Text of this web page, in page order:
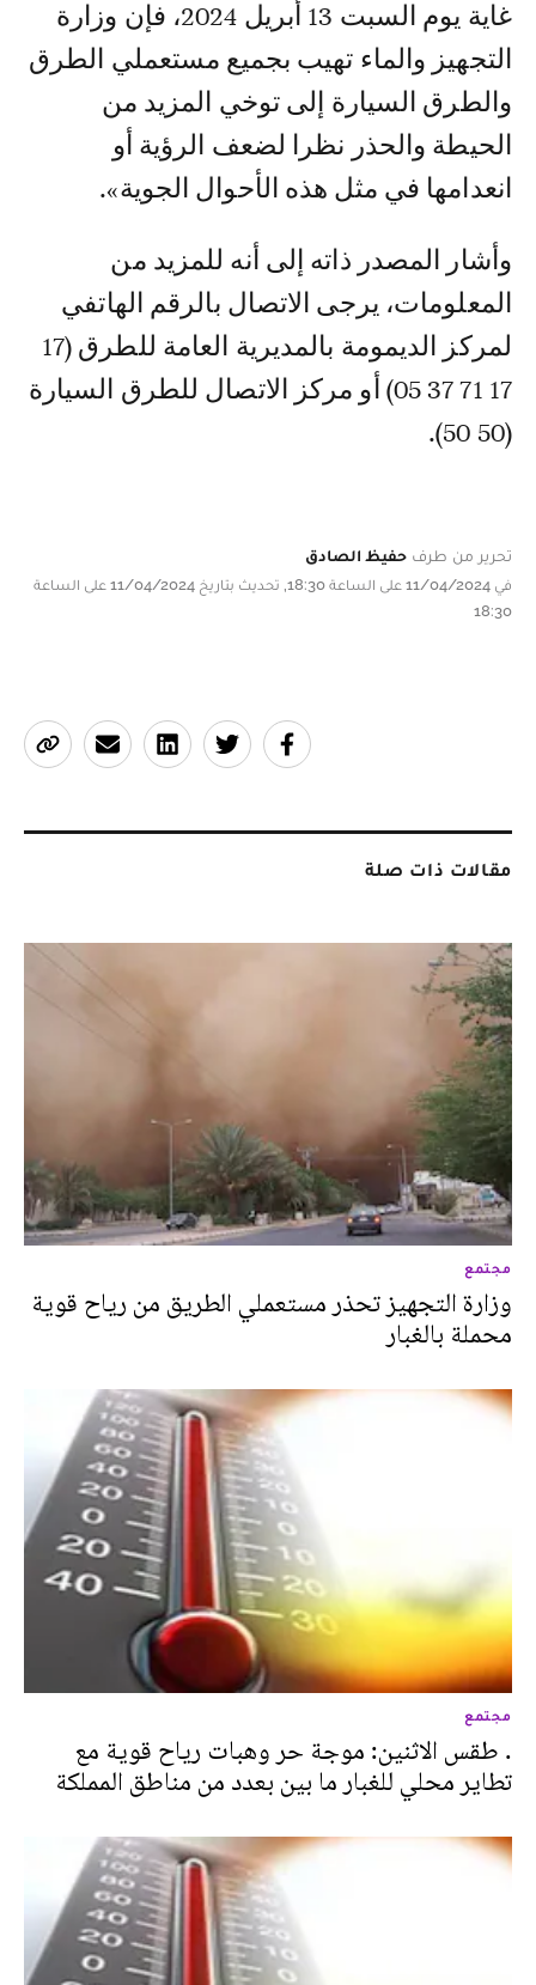
غاية يوم السبت 13 أبريل 2024، فإن وزارة
التجهيز والماء تهيب بجميع مستعملي الطرق
والطرق السيارة إلى توخي المزيد من
الحيطة والحذر نظرا لضعف الرؤية أو
انعدامها في مثل هذه الأحوال الجوية».
وأشار المصدر ذاته إلى أنه للمزيد من
المعلومات، يرجى الاتصال بالرقم الهاتفي
لمركز الديمومة بالمديرية العامة للطرق (17
17 71 37 05) أو مركز الاتصال للطرق السيارة
(50 50).
تحرير من طرف حفيظ الصادق
في 11/04/2024 على الساعة 18:30, تحديث بتاريخ 11/04/2024 على الساعة
18:30
مقالات ذات صلة
مجتمع
وزارة التجهيز تحذر مستعملي الطريق من رياح قوية
محملة بالغبار
مجتمع
. طقس الاثنين: موجة حر وهبات رياح قوية مع
تطاير محلي للغبار ما بين بعدد من مناطق المملكة